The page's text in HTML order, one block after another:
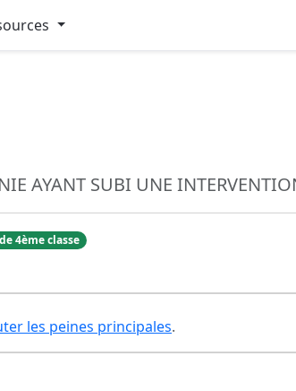
AYANT SUBI UNE
4ème classe
les peines principales.